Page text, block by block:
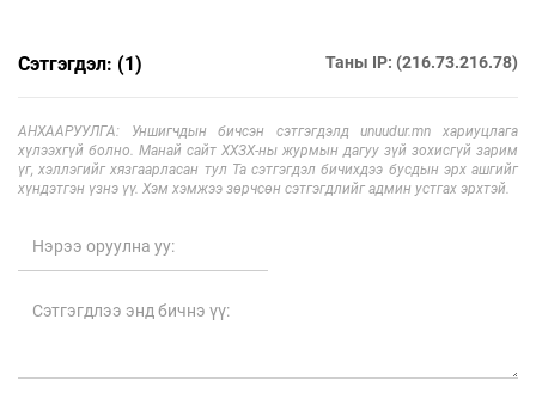
Сэтгэгдэл: (1) Таны IP: (216.73.216.78)
АНХААРУУЛГА: Уншигчдын бичсэн сэтгэгдэлд unuudur.mn хариуцлага
хүлээхгүй болно. Манай сайт ХХЗХ-ны журмын дагуу зүй зохисгүй зарим
үг, хэллэгийг хязгаарласан тул Та сэтгэгдэл бичихдээ бусдын эрх ашгийг
хүндэтгэн үзнэ үү. Хэм хэмжээ зөрчсөн сэтгэгдлийг админ устгах эрхтэй.